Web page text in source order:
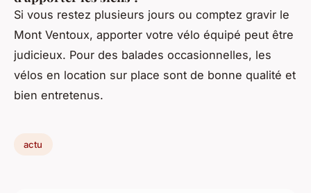
Si vous restez plusieurs jours ou comptez gravir le
Mont Ventoux, apporter votre vélo équipé peut être
judicieux. Pour des balades occasionnelles, les
vélos en location sur place sont de bonne qualité et
bien entretenus.
actu